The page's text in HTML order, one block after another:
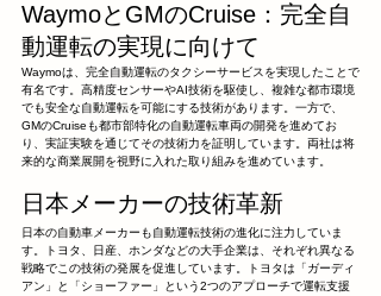
WaymoとGMのCruise：完全自
動運転の実現に向けて
Waymoは、完全自動運転のタクシーサービスを実現したことで
有名です。高精度センサーやAI技術を駆使し、複雑な都市環境
でも安全な自動運転を可能にする技術があります。一方で、
GMのCruiseも都市部特化の自動運転車両の開発を進めてお
り、実証実験を通じてその技術力を証明しています。両社は将
来的な商業展開を視野に入れた取り組みを進めています。
日本メーカーの技術革新
日本の自動車メーカーも自動運転技術の進化に注力していま
す。トヨタ、日産、ホンダなどの大手企業は、それぞれ異なる
戦略でこの技術の発展を促進しています。トヨタは「ガーディ
アン」と「ショーファー」という2つのアプローチで運転支援